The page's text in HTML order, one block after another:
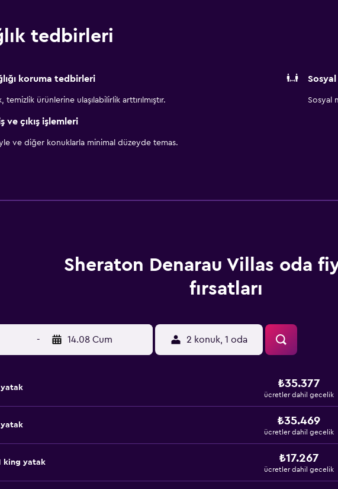
tedbirleri
koruma tedbirleri
temizlik ürünlerine ulaşılabilirlik arttırılmıştır. Sosyal
ve çıkış işlemleri
ve diğer konuklarla minimal düzeyde temas.
Sheraton Denarau Villas oda
fırsatları
- 14.08 Cum 2 konuk, 1 oda
yatak ₺35.377
ücretler dahil gecelik
yatak ₺35.469
ücretler dahil gecelik
king yatak ₺17.267
ücretler dahil gecelik